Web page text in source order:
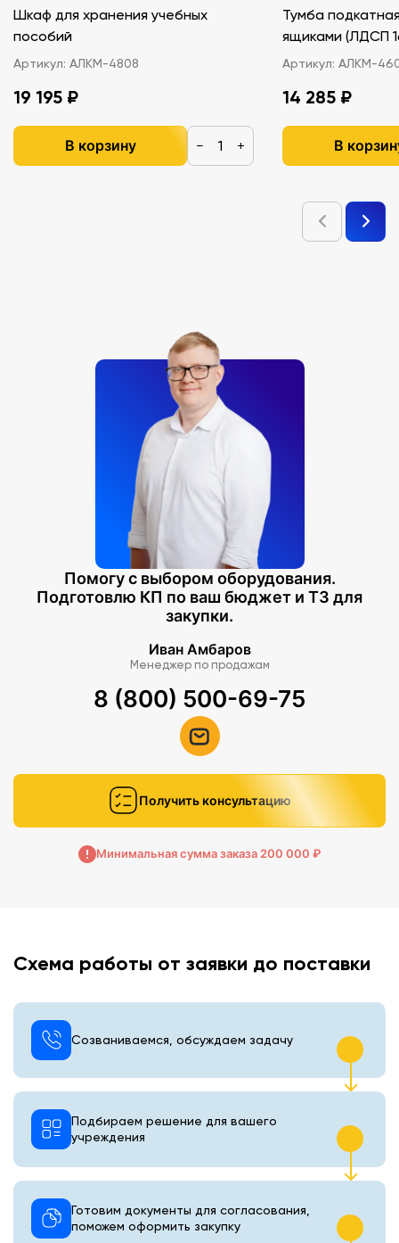
Шкаф для хранения учебных
пособий
Артикул: АЛКМ-4808
19 195 ₽
В корзину − +
Тумба
ящиками
Артикул: АЛКМ-
14 285 ₽
В
Помогу с выбором оборудования.
Подготовлю КП по ваш бюджет и ТЗ для
закупки.
Иван Амбаров
Менеджер по продажам
8 (800) 500-69-75
Получить консультацию
Минимальная сумма заказа 200 000 ₽
Схема работы от заявки до поставки
Созваниваемся, обсуждаем задачу
Подбираем решение для вашего
учреждения
Готовим документы для согласования,
поможем оформить закупку